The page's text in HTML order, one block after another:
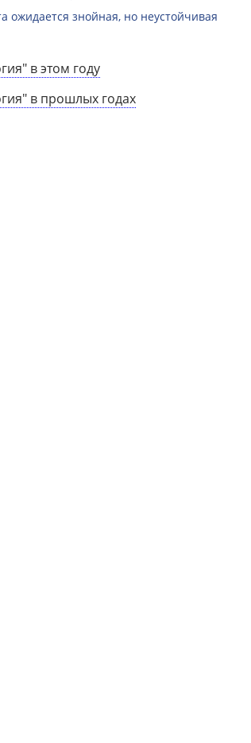
ожидается знойная, но неустойчивая
в этом году
в прошлых годах